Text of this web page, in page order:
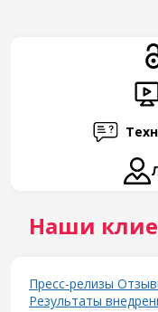
Наши
Пресс-релизы
Результаты